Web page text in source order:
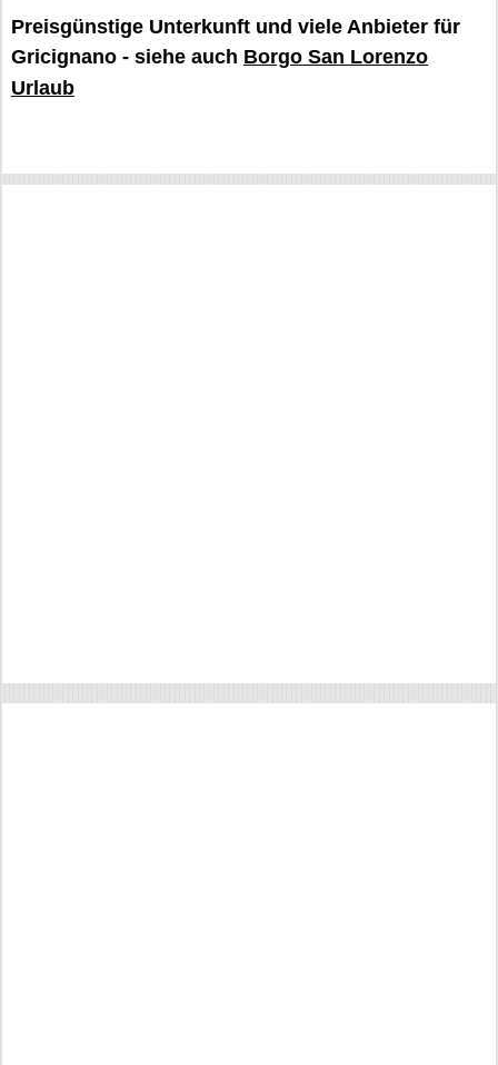
Preisgünstige Unterkunft und viele Anbieter für
Gricignano - siehe auch Borgo San Lorenzo
Urlaub